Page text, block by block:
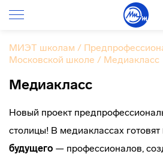
МИЭТ школам /
Московской школе / Медиакласс
Медиакласс
Новый проект
столицы! В медиаклассах готовят
будущего — профессионалов,